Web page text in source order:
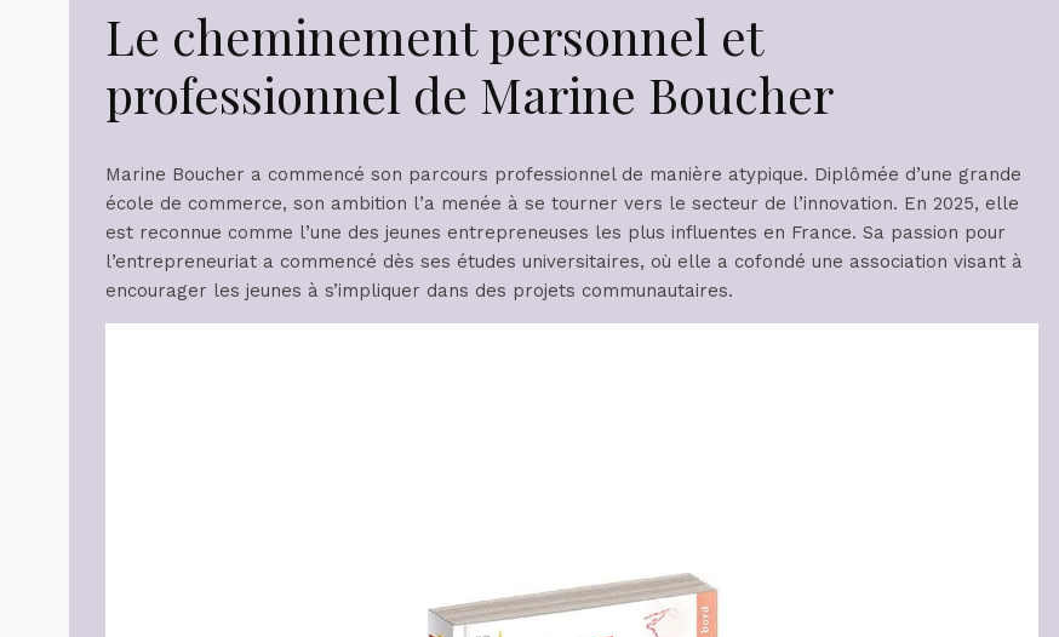
Le cheminement personnel et
professionnel de Marine Boucher
Marine Boucher a commencé son parcours professionnel de manière atypique. Diplômée d’une grande
école de commerce, son ambition l’a menée à se tourner vers le secteur de l’innovation. En 2025, elle
est reconnue comme l’une des jeunes entrepreneuses les plus influentes en France. Sa passion pour
l’entrepreneuriat a commencé dès ses études universitaires, où elle a cofondé une association visant à
encourager les jeunes à s’impliquer dans des projets communautaires.